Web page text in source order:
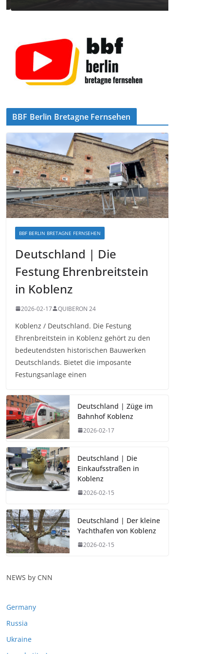
BBF Berlin Bretagne Fernsehen
BBF BERLIN BRETAGNE FERNSEHEN
Deutschland | Die
Festung Ehrenbreitstein
in Koblenz
2026-02-17 QUIBERON 24
Koblenz / Deutschland. Die Festung
Ehrenbreitstein in Koblenz gehört zu den
bedeutendsten historischen Bauwerken
Deutschlands. Bietet die imposante
Festungsanlage einen
Deutschland | Züge im
Bahnhof Koblenz
2026-02-17
Deutschland | Die
Einkaufsstraßen in
Koblenz
2026-02-15
Deutschland | Der kleine
Yachthafen von Koblenz
2026-02-15
NEWS by CNN
Germany
Russia
Ukraine